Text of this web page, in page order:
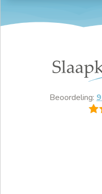
Beoordeling: